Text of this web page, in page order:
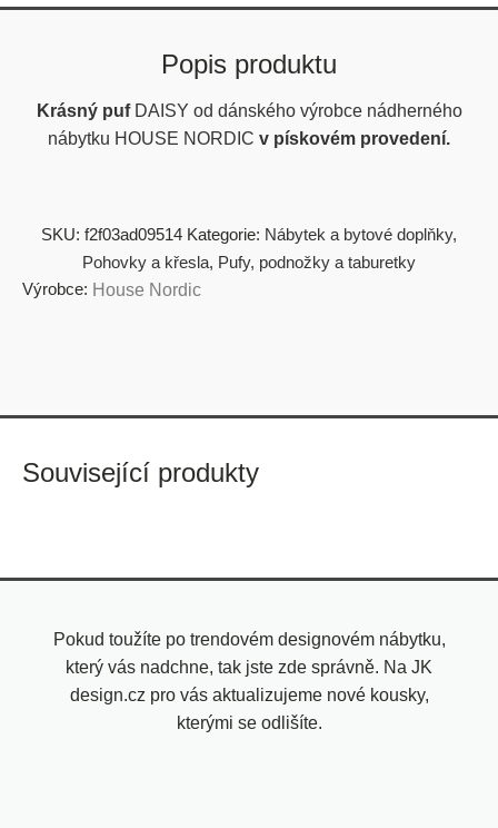
Popis produktu
Krásný pufDAISY od dánského výrobce nádherného
nábytku HOUSE NORDIC v pískovém provedení.
SKU: f2f03ad09514 Kategorie: Nábytek a bytové doplňky,
Pohovky a křesla, Pufy, podnožky a taburetky
Výrobce: House Nordic
Související produkty
Pokud toužíte po trendovém designovém nábytku,
který vás nadchne, tak jste zde správně. Na JK
design.cz pro vás aktualizujeme nové kousky,
kterými se odlišíte.